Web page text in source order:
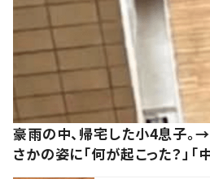
豪雨の中、帰宅した小4息子。
さかの姿に「何が起こった？」「